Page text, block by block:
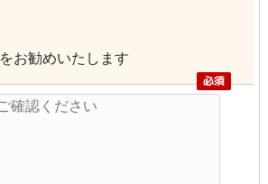
お勧めいたします